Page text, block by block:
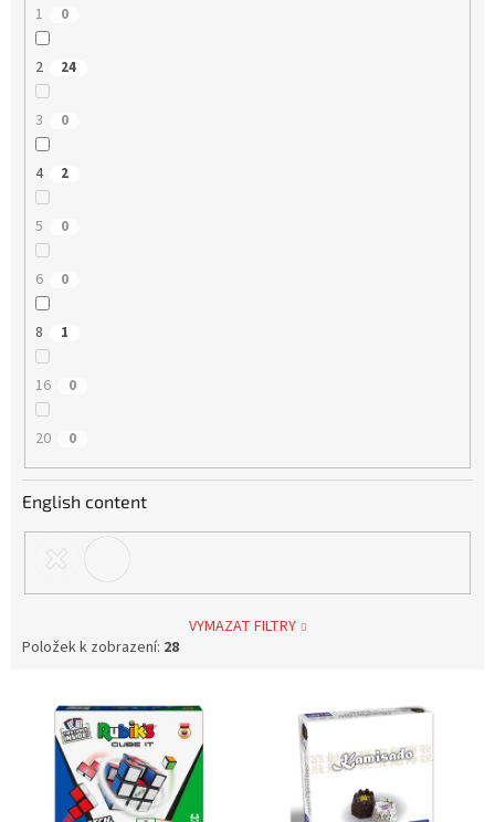
1 0
2 24
3 0
4 2
5 0
6 0
8 1
16 0
20 0
English content
VYMAZAT FILTRY
Položek k zobrazení: 28